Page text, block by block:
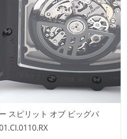
スピリット オブ ビッグバ